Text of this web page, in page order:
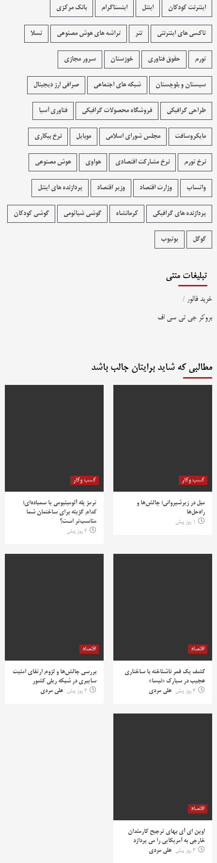
اینترنت کودکان اینتل اینستاگرام بانک مرکزی
تاکسی های اینترنتی تتر تراشه های هوش مصنوعی تسلا
تورم حقوق فناوری خوزستان سرور مجازی
سیستان و بلوچستان شبکه های اجتماعی صرافی ارز دیجیتال
طراحی گرافیکی فروشگاه محصولات گرافيکی فناوری آسیا
مایکروسافت مجلس شورای اسلامی موبایل نرخ بیکاری
نرخ تورم نرخ مشارکت اقتصادی هواوی هوش مصنوعی
واتساپ وزارت اقتصاد وزیر اقتصاد پردازنده های اینتل
پردازنده های گرافیکی کرمانشاه گوشی شیائومی گوشی کودکان
گوگل یوتیوب
تبلیغات متنی
خرید فالور /
بروکر جی تی سی اف
مطالبی که شاید برایتان جالب باشد
کسب وکار
مبل در زیرشیروانی؛ چالش‌ها و
راه‌حل‌ها
1 روز پیش
کسب وکار
ترمز پله آلومینیومی یا سمباده‌ای؛
کدام گزینه برای ساختمان شما
مناسب‌تر است؟
2 روز پیش
اقتصاد
کشف یک قمر ناشناخته با ساختاری
عجیب در سیارک «نیسا»
2 روز پیش
علی مردی
اقتصاد
بررسی چالش‌ها و لزوم ارتقای امنیت
سایبری در شبکه ریلی کشور
2 روز پیش
علی مردی
اقتصاد
اوپن ای آی بهای ترجیح کارمندان
خارجی به آمریکایی را می پردازد
3 روز پیش
علی مردی